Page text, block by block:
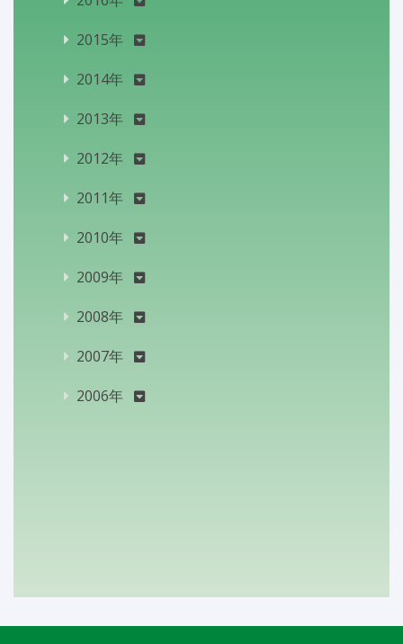
2015年
2014年
2013年
2012年
2011年
2010年
2009年
2008年
2007年
2006年